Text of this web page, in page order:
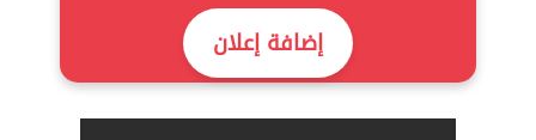
إضافة إعلان